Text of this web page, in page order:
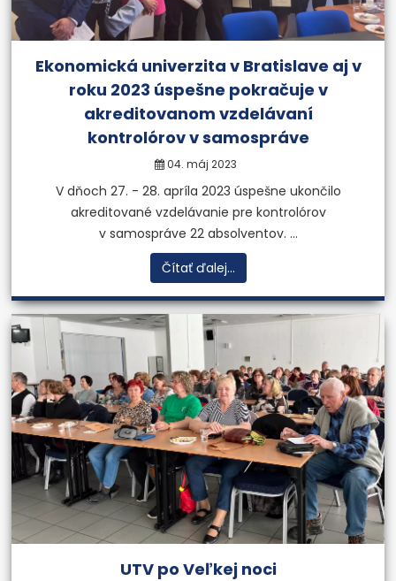
Ekonomická univerzita v Bratislave aj v
roku 2023 úspešne pokračuje v
akreditovanom vzdelávaní
kontrolórov v samospráve
04. máj 2023
V dňoch 27. - 28. apríla 2023 úspešne ukončilo
akreditované vzdelávanie pre kontrolórov
v samospráve 22 absolventov. ...
Čítať ďalej...
UTV po Veľkej noci